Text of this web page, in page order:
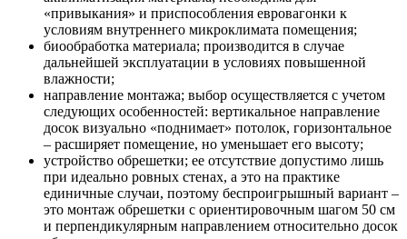
«привыкания» и приспособления евровагонки к
условиям внутреннего микроклимата помещения;
биообработка материала; производится в случае
дальнейшей эксплуатации в условиях повышенной
влажности;
направление монтажа; выбор осуществляется с учетом
следующих особенностей: вертикальное направление
досок визуально «поднимает» потолок, горизонтальное
– расширяет помещение, но уменьшает его высоту;
устройство обрешетки; ее отсутствие допустимо лишь
при идеально ровных стенах, а это на практике
единичные случаи, поэтому беспроигрышный вариант –
это монтаж обрешетки с ориентировочным шагом 50 см
и перпендикулярным направлением относительно досок